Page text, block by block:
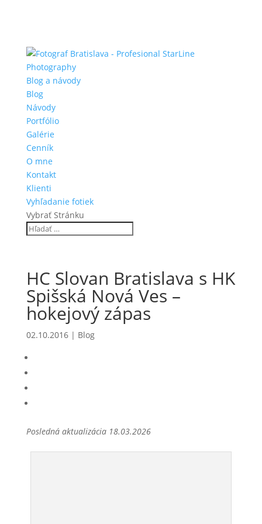
Blog a návody
Blog
Návody
Portfólio
Galérie
Cenník
O mne
Kontakt
Klienti
Vyhľadanie fotiek
Vybrať Stránku
HC Slovan Bratislava s HK
Spišská Nová Ves –
hokejový zápas
02.10.2016| Blog
Posledná aktualizácia 18.03.2026